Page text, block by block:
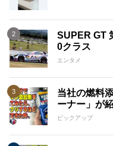
SUPER GT
0クラス
エンタメ
当社の燃料
ーナー」が
ピックアップ